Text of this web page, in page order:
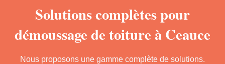
Solutions complètes pour
démoussage de toiture à Ceauce
Nous proposons une gamme complète de solutions.